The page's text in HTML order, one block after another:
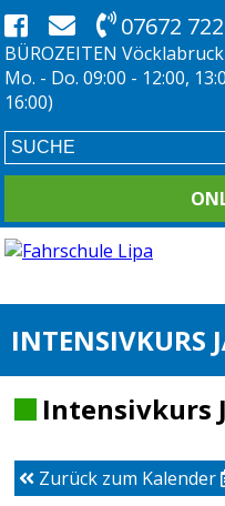
07672
BÜROZEITEN Vöcklabruck
Mo. - Do. 09:00 - 12:00,
16:00)
INTENSIVKURS
Intensivkurs
Zurück zum Kalender